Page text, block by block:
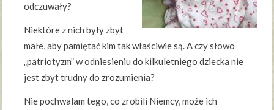
odczuwały?
Niektóre z nich były zbyt
małe, aby pamiętać kim tak właściwie są. A czy słowo
„patriotyzm” w odniesieniu do kilkuletniego dziecka nie
jest zbyt trudny do zrozumienia?
Nie pochwalam tego, co zrobili Niemcy, może ich